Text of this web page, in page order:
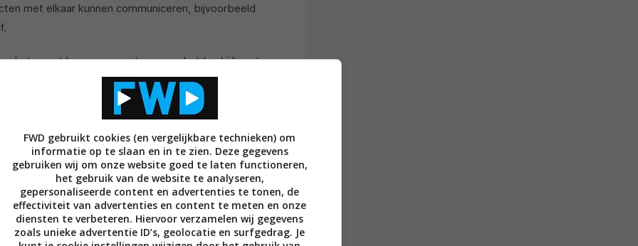
met elkaar kunnen communiceren, bijvoorbeeld
het smart home-ecosysteem van het bedrijf, met
Vanaf eind augustus stoppen alle Works with
ontwikkelaars van die integraties ervoor gezorgd
Assistant-platform met Nest kunnen
data een belangrijke reden voor deze stap.
tot informatie over Nest-producten waarvan
mogen hebben. Denk bijvoorbeeld aan data
en de mogelijkheden om camera’s
FWD gebruikt cookies (en vergelijkbare technieken) om
informatie op te slaan en in te zien. Deze gegevens
gebruiken wij om onze website goed te laten functioneren,
het gebruik van de website te analyseren,
gepersonaliseerde content en advertenties te tonen, de
effectiviteit van advertenties en content te meten en onze
diensten te verbeteren. Hiervoor verzamelen wij gegevens
zoals unieke advertentie ID’s, geolocatie en surfgedrag. Je